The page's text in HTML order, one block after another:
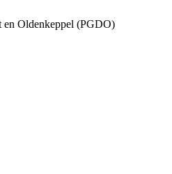
en Oldenkeppel (PGDO)